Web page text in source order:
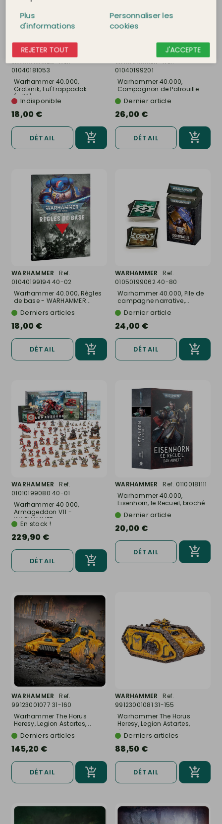
WARHAMMER Ref.
01040181053
Warhammer 40.000,
Grotsnik, Eul'Frappadok
(relié) -...
Indisponible
18,00 €
DÉTAIL
WARHAMMER Ref.
01040199201
Warhammer 40.000,
Compagnon de Patrouille
-... Dernier article
26,00 €
DÉTAIL
WARHAMMER
Ref.
01040199194 40-02
Warhammer 40.000, Règles
de base - WARHAMMER...
Derniers articles
18,00 €
DÉTAIL
WARHAMMER
Ref.
01050199062 40-80
Warhammer 40.000, Pile de
campagne narrative,...
Dernier article
24,00 €
DÉTAIL
WARHAMMER
Ref.
01010199080 40-01
Warhammer 40 000,
Armageddon V11 -
WARHAMMER...
En stock !
229,90 €
DÉTAIL
WARHAMMER
Ref. 01100181111
Warhammer 40.000,
Eisenhorn, le Recueil, broché
-... Dernier article
20,00 €
DÉTAIL
WARHAMMER
Ref.
99123001077 31-160
Warhammer The Horus
Heresy, Legion Astartes,...
Derniers articles
145,20 €
DÉTAIL
WARHAMMER
Ref.
99123001081 31-155
Warhammer The Horus
Heresy, Legion Astartes,
Char...
Derniers articles
88,50 €
DÉTAIL
Plus
d'informations
Personnaliser les
cookies
REJETER TOUT J'ACCEPTE